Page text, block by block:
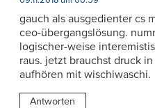
gauch als ausgedienter cs
ceo-übergangslösung.
logischer-weise
raus. jetzt brauchst druck
aufhören mit wischiwaschi.
Antworten